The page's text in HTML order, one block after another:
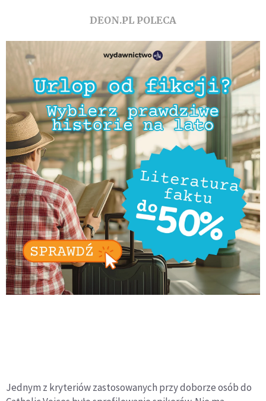
DEON.PL POLECA
Jednym z kryteriów zastosowanych przy doborze osób do